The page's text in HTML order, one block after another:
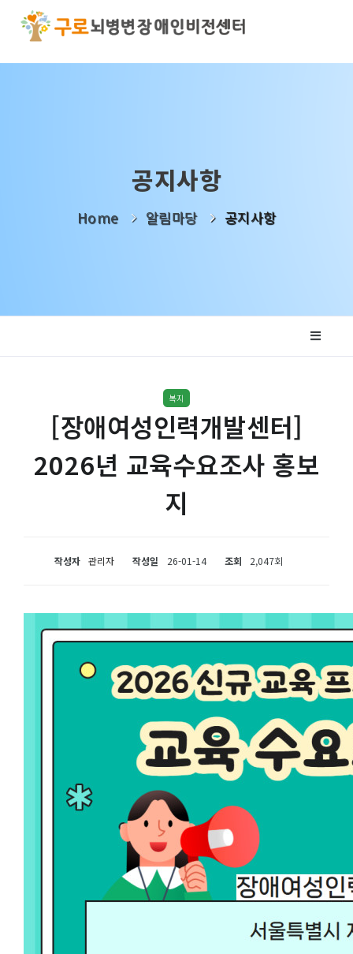
기관소개
공지사항
Home 알림마당 공지사항
복지
[장애여성인력개발센터]
2026년 교육수요조사 홍보
지
작성자 관리자 작성일 26-01-14 조회 2,047회